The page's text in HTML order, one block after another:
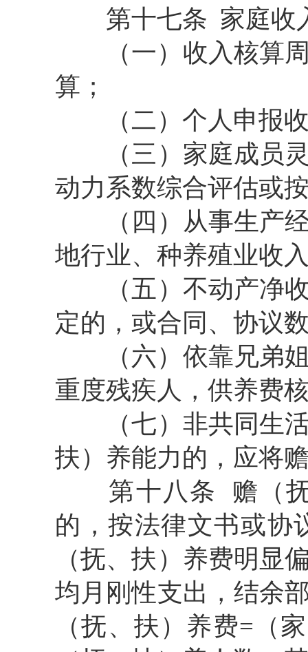
第十七条 家庭收
（一）收入核算
算；
（二）个人申报
（三）家庭成员
动力系数综合评估或
（四）从事生产
地行业、种养殖业收
（五）不动产净
定的，或合同、协议
（六）依靠兄弟
重度残疾人，供养费
（七）非共同生
扶）养能力的，应将
第十八条
赡（
的，按法律文书或协
（抚、扶）养费明显
均月刚性支出，结余
（抚、扶）养费=（